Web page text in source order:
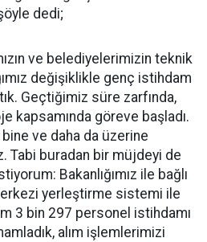
dedi;
ve belediyelerimizin teknik
değişiklikle genç istihdam
Geçtiğimiz süre zarfında,
kapsamında göreve başladı.
ve daha da üzerine
Tabi buradan bir müjdeyi de
Bakanlığımız ile bağlı
yerleştirme sistemi ile
3 bin 297 personel istihdamı
alım işlemlerimizi